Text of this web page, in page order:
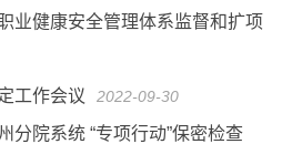
业健康安全管理体系监督和扩项
工作会议 2022-09-30
分院系统 “专项行动”保密检查